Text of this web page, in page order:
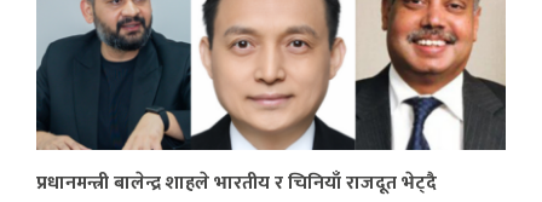
प्रधानमन्त्री बालेन्द्र शाहले भारतीय र चिनियाँ राजदूत भेट्दै